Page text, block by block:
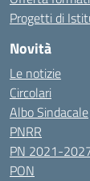
Progetti di
Novità
Le notizie
Circolari
Albo Sindacale
PNRR
PN 2021-
PON